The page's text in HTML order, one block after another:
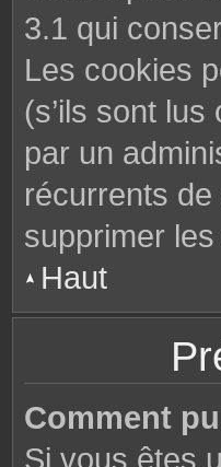
3.1 qui
Les cookies
(s’ils sont
par un
récurrents
supprimer
Haut
Comment
Si vous êtes